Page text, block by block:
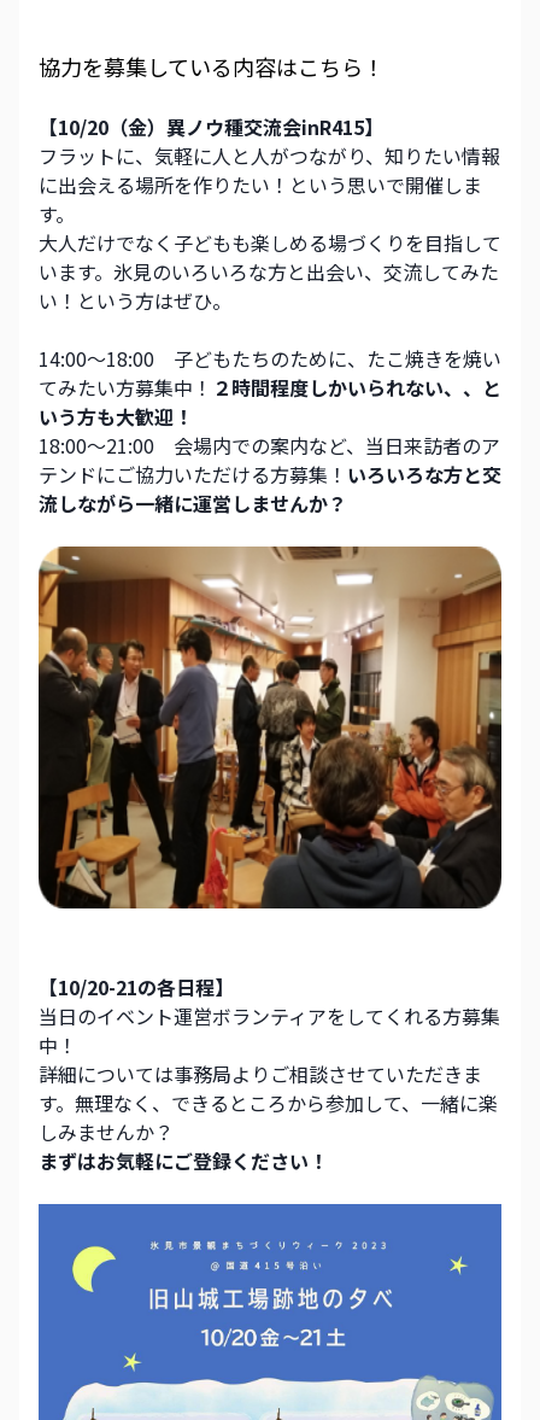
協力を募集している内容はこちら！
【10/20（金）異ノウ種交流会inR415】
フラットに、気軽に人と人がつながり、知りたい情報
に出会える場所を作りたい！という思いで開催しま
す。
大人だけでなく子どもも楽しめる場づくりを目指して
います。氷見のいろいろな方と出会い、交流してみた
い！という方はぜひ。
14:00～18:00　子どもたちのために、たこ焼きを焼い
てみたい方募集中！ ２時間程度しかいられない、、と
いう方も大歓迎！
18:00～21:00　会場内での案内など、当日来訪者のア
テンドにご協力いただける方募集！ いろいろな方と交
流しながら一緒に運営しませんか？
【10/20-21の各日程】
当日のイベント運営ボランティアをしてくれる方募集
中！
詳細については事務局よりご相談させていただきま
す。無理なく、できるところから参加して、一緒に楽
しみませんか？
まずはお気軽にご登録ください！